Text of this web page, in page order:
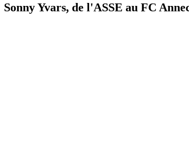
Sonny Yvars, de l'ASSE au FC